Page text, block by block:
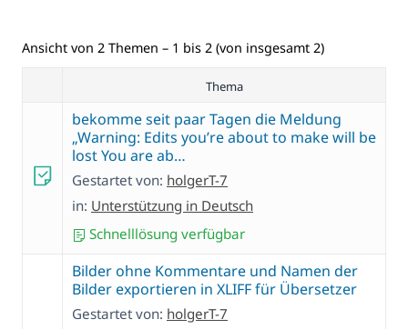
Ansicht von 2 Themen – 1 bis 2 (von insgesamt 2)
Thema
bekomme seit paar Tagen die Meldung
„Warning: Edits you’re about to make will be
lost You are ab…
Gestartet von: holgerT-7
in: Unterstützung in Deutsch
Schnelllösung verfügbar
Bilder ohne Kommentare und Namen der
Bilder exportieren in XLIFF für Übersetzer
Gestartet von: holgerT-7